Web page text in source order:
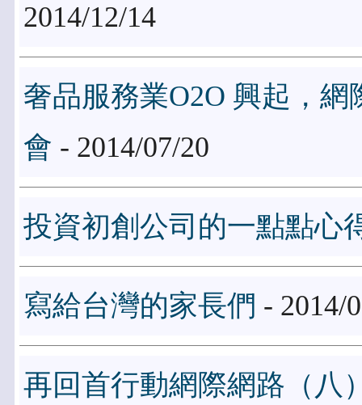
2014/12/14
奢品服務業O2O 興起，
會 - 2014/07/20
投資初創公司的一點點心
寫給台灣的家長們 - 2014/
再回首行動網際網路（八